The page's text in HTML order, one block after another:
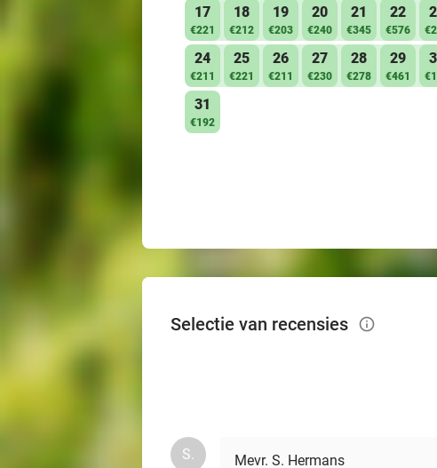
17
€221
18
€212
19
€203
20
€240
21
€345
22
€576
24
€211
25
€221
26
€211
27
€230
28
€278
29
€461
31
€192
Selectie van recensies info_outlined
S. Mevr. S. Hermans